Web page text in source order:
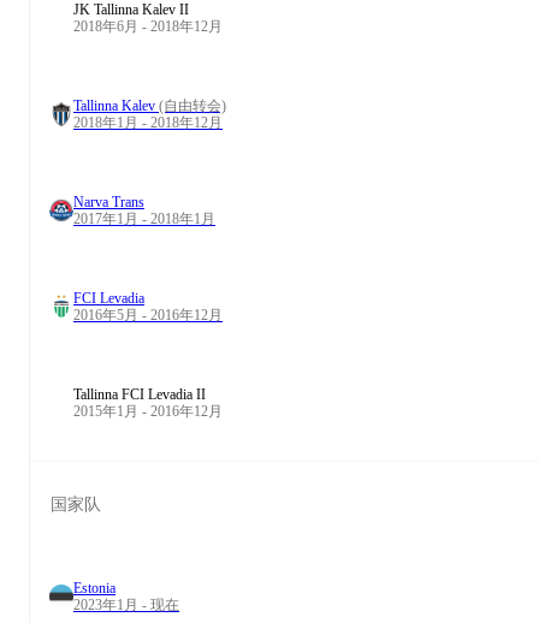
JK Tallinna Kalev II
2018年6月 - 2018年12月
Tallinna Kalev (自由转会)
2018年1月 - 2018年12月
Narva Trans
2017年1月 - 2018年1月
FCI Levadia
2016年5月 - 2016年12月
Tallinna FCI Levadia II
2015年1月 - 2016年12月
国家队
Estonia
2023年1月 - 现在